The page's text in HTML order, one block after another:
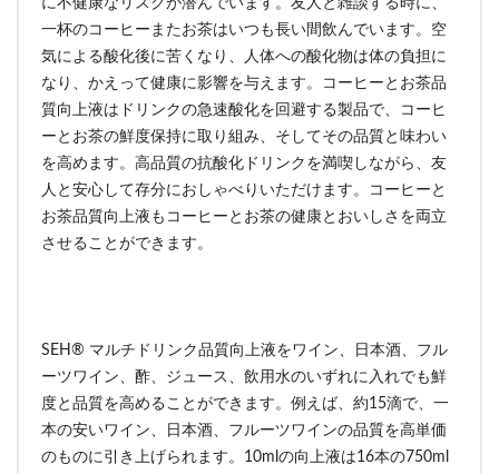
一杯のコーヒーまたお茶はいつも長い間飲んでいます。空
気による酸化後に苦くなり、人体への酸化物は体の負担に
なり、かえって健康に影響を与えます。コーヒーとお茶品
質向上液はドリンクの急速酸化を回避する製品で、コーヒ
ーとお茶の鮮度保持に取り組み、そしてその品質と味わい
を高めます。高品質の抗酸化ドリンクを満喫しながら、友
人と安心して存分におしゃべりいただけます。コーヒーと
お茶品質向上液もコーヒーとお茶の健康とおいしさを両立
させることができます。
SEH® マルチドリンク品質向上液をワイン、日本酒、フル
ーツワイン、酢、ジュース、飲用水のいずれに入れでも鮮
度と品質を高めることができます。例えば、約15滴で、一
本の安いワイン、日本酒、フルーツワインの品質を高単価
のものに引き上げられます。10mlの向上液は16本の750ml